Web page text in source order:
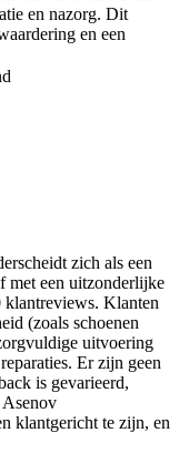
en nazorg. Dit
en een
zich als een
met een uitzonderlijke
klantreviews. Klanten
(zoals schoenen
uitvoering
Er zijn geen
is gevarieerd,
klantgericht te zijn, en